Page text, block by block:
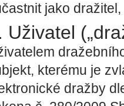
jako
Uživatel
kterému je
dražby